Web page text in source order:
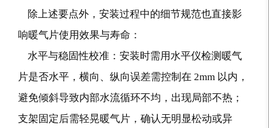
除上述要点外，安装过程中的细节规范也直接影
响暖气片使用效果与寿命：
水平与稳固性校准：安装时需用水平仪检测暖气
片是否水平，横向、纵向误差需控制在 2mm 以内，
避免倾斜导致内部水流循环不均，出现局部不热；
支架固定后需轻晃暖气片，确认无明显松动或异